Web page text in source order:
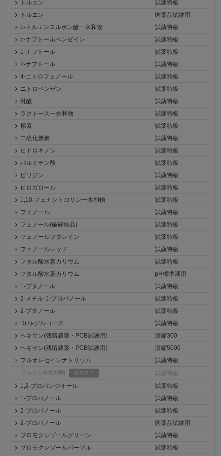
トルエン
試薬特級
トルエン
医薬品試験用
p-トルエンスルホン酸一水和物
試薬特級
p-ナフトールベンゼイン
試薬特級
1-ナフトール
試薬特級
2-ナフトール
試薬特級
4-ニトロフェノール
試薬特級
ニトロベンゼン
試薬特級
乳酸
試薬特級
ラクトース一水和物
試薬特級
尿素
試薬特級
二硫化炭素
試薬特級
ヒドロキノン
試薬特級
パルミチン酸
試薬特級
ピリジン
試薬特級
ピロガロール
試薬特級
1,10-フェナントロリン一水和物
試薬特級
フェノール
試薬特級
フェノール(破砕結晶)
試薬特級
フェノールフタレイン
試薬特級
フェノールレッド
試薬特級
フタル酸水素カリウム
試薬特級
フタル酸水素カリウム
pH標準液用
1-ブタノール
試薬特級
2-メチル-1-プロパノール
試薬特級
2-ブタノール
試薬特級
D(+)-グルコース
試薬特級
ヘキサン(残留農薬・PCB試験用)
濃縮300
ヘキサン(残留農薬・PCB試験用)
濃縮5000
フルオレセインナトリウム
試薬特級
ブルシンn水和物
販売終了
試薬特級
1,2-プロパンジオール
試薬特級
1-プロパノール
試薬特級
2-プロパノール
試薬特級
2-プロパノール
医薬品試験用
ブロモクレゾールグリーン
試薬特級
ブロモクレゾールパープル
試薬特級